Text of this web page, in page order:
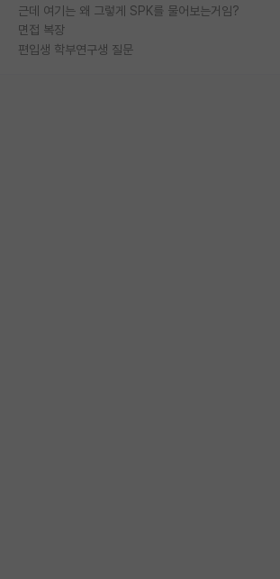
근데 여기는 왜 그렇게 SPK를 물어보는거임?
면접 복장
편입생 학부연구생 질문